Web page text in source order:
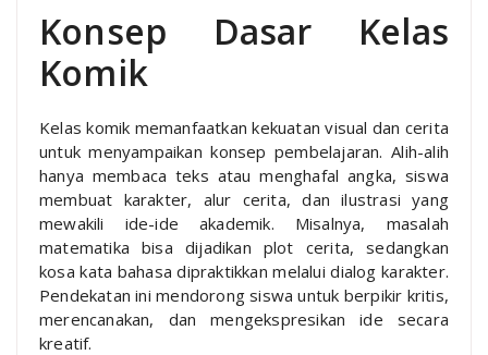
Konsep Dasar Kelas
Komik
Kelas komik memanfaatkan kekuatan visual dan cerita
untuk menyampaikan konsep pembelajaran. Alih-alih
hanya membaca teks atau menghafal angka, siswa
membuat karakter, alur cerita, dan ilustrasi yang
mewakili ide-ide akademik. Misalnya, masalah
matematika bisa dijadikan plot cerita, sedangkan
kosa kata bahasa dipraktikkan melalui dialog karakter.
Pendekatan ini mendorong siswa untuk berpikir kritis,
merencanakan, dan mengekspresikan ide secara
kreatif.